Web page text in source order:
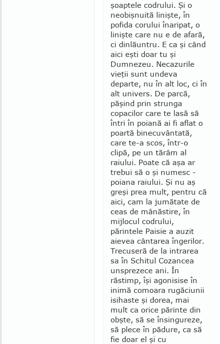
şoaptele codrului. Şi o
neobişnuită linişte, în
pofida corului înaripat, o
linişte care nu e de afară,
ci dinlăuntru. E ca şi când
aici eşti doar tu şi
Dumnezeu. Necazurile
vieţii sunt undeva
departe, nu în alt loc, ci în
alt univers. De parcă,
păşind prin strunga
copacilor care te lasă să
întri în poiană ai fi aflat o
poartă binecuvântată,
care te-a scos, într-o
clipă, pe un tărâm al
raiului. Poate că aşa ar
trebui să o şi numesc -
poiana raiului. Şi nu aş
greşi prea mult, pentru că
aici, cam la jumătate de
ceas de mânăstire, în
mijlo­cul codrului,
părintele Paisie a auzit
aievea cân­tarea îngerilor.
Trecu­seră de la intrarea
sa în Schitul Cozancea
unsprezece ani. În
răstimp, îşi agonisise în
inimă comoara rugăciunii
isihaste şi dorea, mai
mult ca orice părinte din
obşte, să se însin­gureze,
să plece în pădure, ca să
fie doar el şi cu